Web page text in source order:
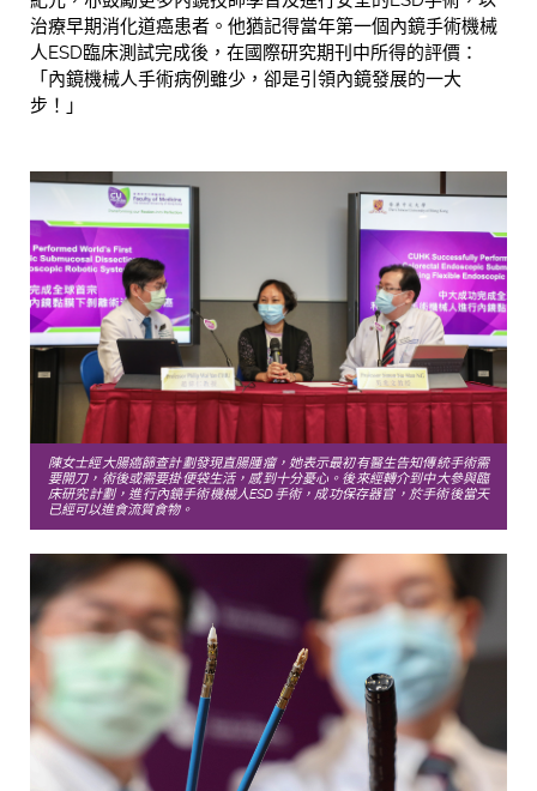
治療早期消化道癌患者。他猶記得當年第一個內鏡手術機械
人ESD臨床測試完成後，在國際研究期刊中所得的評價：
「內鏡機械人手術病例雖少，卻是引領內鏡發展的一大
步！」
陳女士經大腸癌篩查計劃發現直腸腫瘤，她表示最初有醫生告知傳統手術需
要開刀，術後或需要掛便袋生活，感到十分憂心。後來經轉介到中大參與臨
床研究計劃，進行內鏡手術機械人ESD手術，成功保存器官，於手術後當天
已經可以進食流質食物。